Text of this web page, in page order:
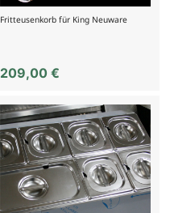
Fritteusenkorb für King Neuware
209,00€